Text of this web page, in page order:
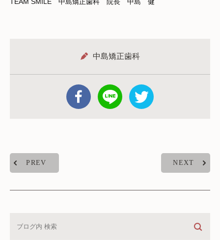
中島矯正歯科
PREV NEXT